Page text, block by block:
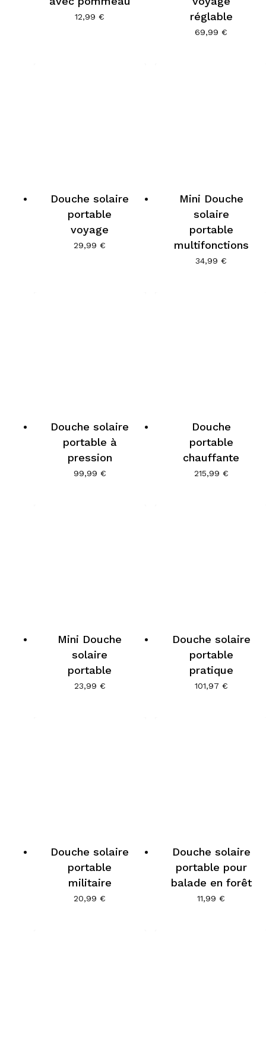
12,99€
réglable
69,99€
Douche solaire
portable
voyage
29,99€
Mini Douche
solaire
portable
multifonctions
34,99€
Douche solaire
portable à
pression
99,99 €
Douche
portable
chauffante
215,99 €
Mini Douche
solaire
portable
23,99 €
Douche solaire
portable
pratique
101,97 €
Douche solaire
portable
militaire
20,99€
Douche solaire
portable pour
balade en forêt
11,99€